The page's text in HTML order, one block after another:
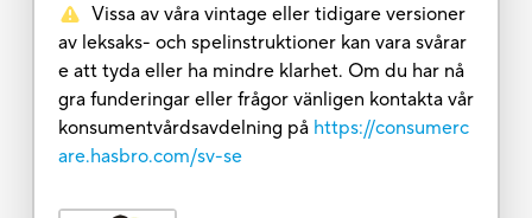
Vissa av våra vintage eller tidigare versioner
av leksaks- och spelinstruktioner kan vara svårar
e att tyda eller ha mindre klarhet. Om du har nå
gra funderingar eller frågor vänligen kontakta vår
konsumentvårdsavdelning på https://consumerc
are.hasbro.com/sv-se